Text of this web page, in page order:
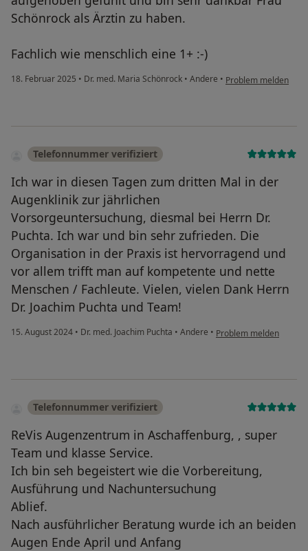
Schönrock als Ärztin zu haben.
Fachlich wie menschlich eine 1+ :-)
18. Februar 2025 • Dr. med. Maria Schönrock • Andere • Problem melden
Telefonnummer verifiziert
Ich war in diesen Tagen zum dritten Mal in der
Augenklinik zur jährlichen
Vorsorgeuntersuchung, diesmal bei Herrn Dr.
Puchta. Ich war und bin sehr zufrieden. Die
Organisation in der Praxis ist hervorragend und
vor allem trifft man auf kompetente und nette
Menschen / Fachleute. Vielen, vielen Dank Herrn
Dr. Joachim Puchta und Team!
15. August 2024 • Dr. med. Joachim Puchta • Andere • Problem melden
Telefonnummer verifiziert
ReVis Augenzentrum in Aschaffenburg, , super
Team und klasse Service.
Ich bin seh begeistert wie die Vorbereitung,
Ausführung und Nachuntersuchung
Ablief.
Nach ausführlicher Beratung wurde ich an beiden
Augen Ende April und Anfang